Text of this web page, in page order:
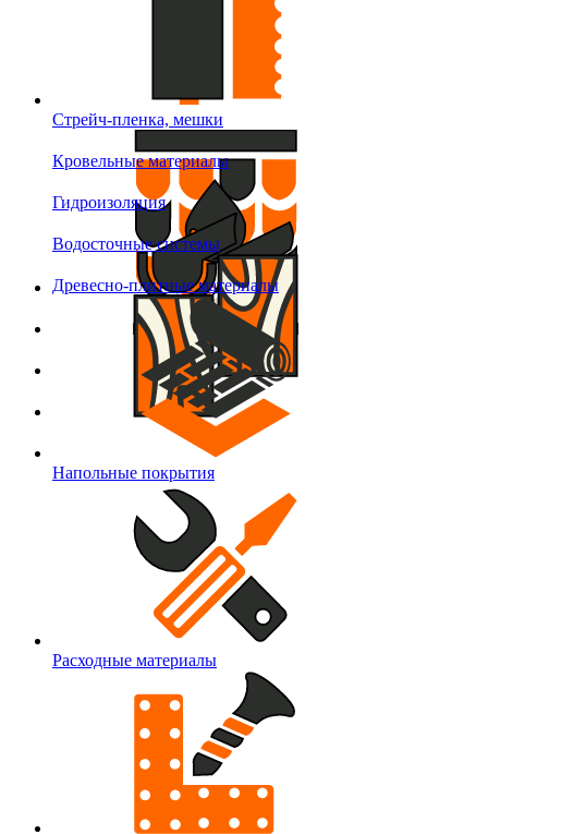
Стрейч-пленка, мешки
Кровельные материалы
Гидроизоляция
Водосточные системы
Древесно-плитные материалы
Напольные покрытия
Расходные материалы